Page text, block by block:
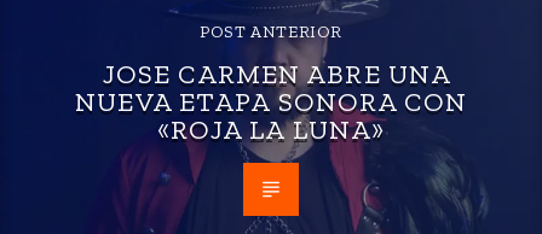
POST ANTERIOR
JOSE CARMEN ABRE UNA
NUEVA ETAPA SONORA CON
«ROJA LA LUNA»